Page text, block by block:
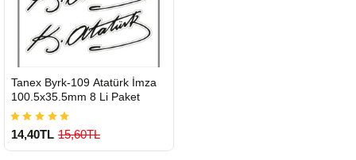
GÖNDERİ
Tanex Byrk-109 Atatürk İmza
100.5x35.5mm 8 Li Paket
14,40TL 15,60TL